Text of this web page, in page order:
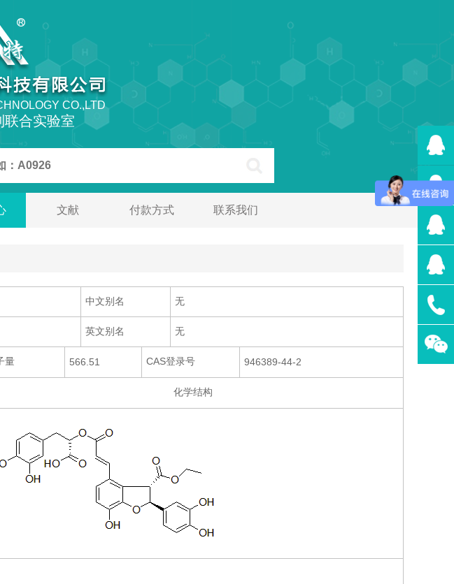
CO.,LTD
联合实验室
文献 付款方式 联系我们
中文别名 无
英文别名 无
量 566.51 CAS登录号 946389-44-2
化学结构